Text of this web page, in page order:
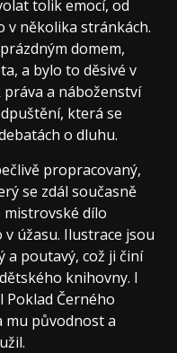
tolik emocí, od
v několika stránkách.
domem,
a bylo to děsivé v
a náboženství
která se
o dluhu.
propracovaný,
se zdál současně
mistrovské dílo
úžasu. Ilustrace jsou
a poutavý, což ji činí
knihovny. I
Poklad Černého
mu původnost a